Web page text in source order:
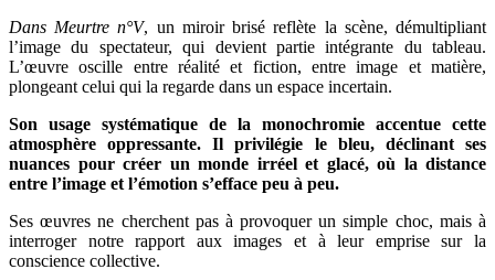
Dans Meurtre n°V, un miroir brisé reflète la scène, démultipliant
l’image du spectateur, qui devient partie intégrante du tableau.
L’œuvre oscille entre réalité et fiction, entre image et matière,
plongeant celui qui la regarde dans un espace incertain.
Son usage systématique de la monochromie accentue cette
atmosphère oppressante. Il privilégie le bleu, déclinant ses
nuances pour créer un monde irréel et glacé, où la distance
entre l’image et l’émotion s’efface peu à peu.
Ses œuvres ne cherchent pas à provoquer un simple choc, mais à
interroger notre rapport aux images et à leur emprise sur la
conscience collective.